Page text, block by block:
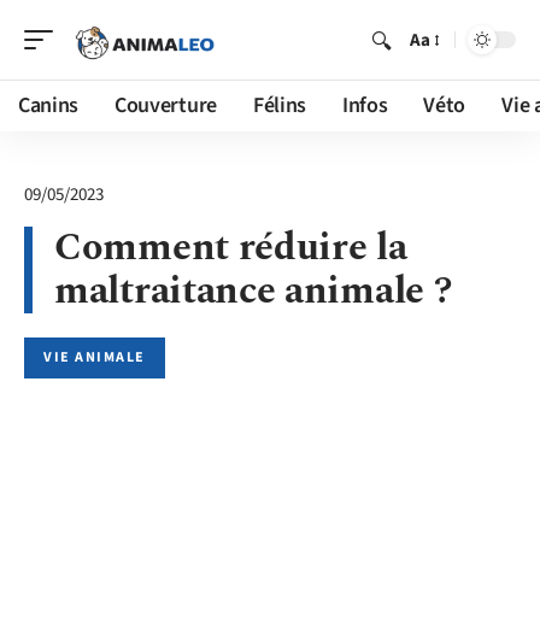
Aa
Canins Couverture Félins Infos Véto Vie
09/05/2023
Comment réduire la
maltraitance animale ?
VIE ANIMALE